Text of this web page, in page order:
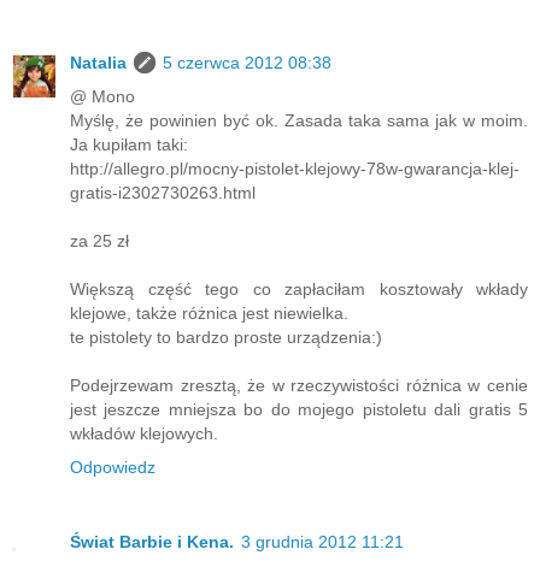
Natalia
5 czerwca 2012 08:38
@ Mono
Myślę, że powinien być ok. Zasada taka sama jak w moim.
Ja kupiłam taki:
http://allegro.pl/mocny-pistolet-klejowy-78w-gwarancja-klej-
gratis-i2302730263.html
za 25 zł
Większą część tego co zapłaciłam kosztowały wkłady
klejowe, także różnica jest niewielka.
te pistolety to bardzo proste urządzenia:)
Podejrzewam zresztą, że w rzeczywistości różnica w cenie
jest jeszcze mniejsza bo do mojego pistoletu dali gratis 5
wkładów klejowych.
Odpowiedz
Świat Barbie i Kena. 3 grudnia 2012 11:21